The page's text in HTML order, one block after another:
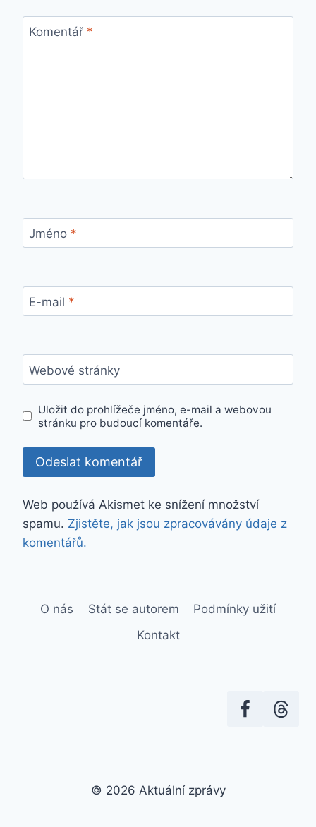
Komentář *
Jméno *
E-mail *
Webové stránky
Uložit do prohlížeče jméno, e-mail a webovou
stránku pro budoucí komentáře.
Web používá Akismet ke snížení množství
spamu. Zjistěte, jak jsou zpracovávány údaje z
komentářů.
O nás Stát se autorem
Podmínky užití
Kontakt
© 2026 Aktuální zprávy